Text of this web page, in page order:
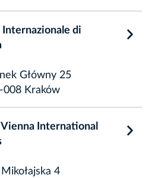
di
Główny 25
008 Kraków
International
4